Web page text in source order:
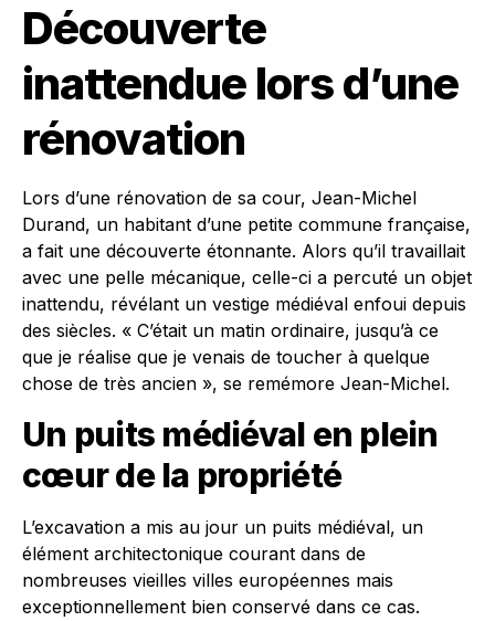
Découverte
inattendue lors d’une
rénovation
Lors d’une rénovation de sa cour, Jean-Michel
Durand, un habitant d’une petite commune française,
a fait une découverte étonnante. Alors qu’il travaillait
avec une pelle mécanique, celle-ci a percuté un objet
inattendu, révélant un vestige médiéval enfoui depuis
des siècles. « C’était un matin ordinaire, jusqu’à ce
que je réalise que je venais de toucher à quelque
chose de très ancien », se remémore Jean-Michel.
Un puits médiéval en plein
cœur de la propriété
L’excavation a mis au jour un puits médiéval, un
élément architectonique courant dans de
nombreuses vieilles villes européennes mais
exceptionnellement bien conservé dans ce cas.